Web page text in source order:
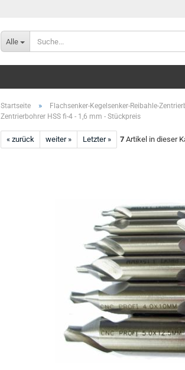
Alle
Startseite » Flachsenker-Kegelsenker-Reibahle-
Zentrierbohrer HSS fi-4 - 1,6 mm - Stückpreis
« zurück weiter » Letzter » 7Artikel in dieser